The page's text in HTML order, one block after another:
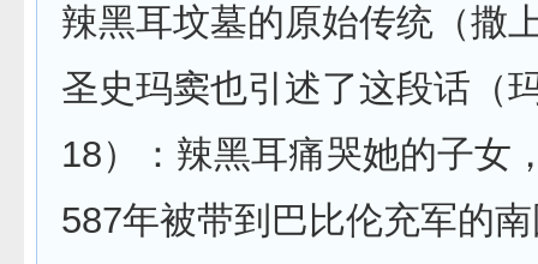
辣黑耳坟墓的原始传统（撒
圣史玛窦也引述了这段话（
18）：辣黑耳痛哭她的子女
587年被带到巴比伦充军的